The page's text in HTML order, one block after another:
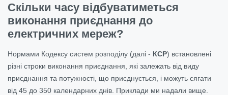
Скільки часу відбуватиметься
виконання приєднання до
електричних мереж?
Нормами Кодексу систем розподілу (далі - КСР) встановлені
різні строки виконання приєднання, які залежать від виду
приєднання та потужності, що приєднується, і можуть сягати
від 45 до 350 календарних днів. Приклади ми надали вище.